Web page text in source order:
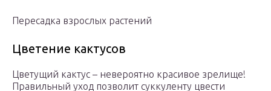
Пересадка взрослых растений
Цветение кактусов
Цветущий кактус – невероятно красивое зрелище!
Правильный уход позволит суккуленту цвести